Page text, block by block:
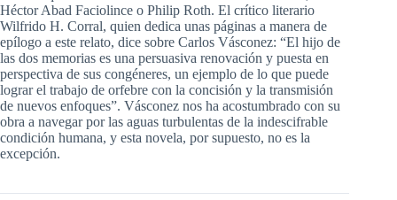
Héctor Abad Faciolince o Philip Roth. El crítico literario
Wilfrido H. Corral, quien dedica unas páginas a manera de
epílogo a este relato, dice sobre Carlos Vásconez: “El hijo de
las dos memorias es una persuasiva renovación y puesta en
perspectiva de sus congéneres, un ejemplo de lo que puede
lograr el trabajo de orfebre con la concisión y la transmisión
de nuevos enfoques”. Vásconez nos ha acostumbrado con su
obra a navegar por las aguas turbulentas de la indescifrable
condición humana, y esta novela, por supuesto, no es la
excepción.